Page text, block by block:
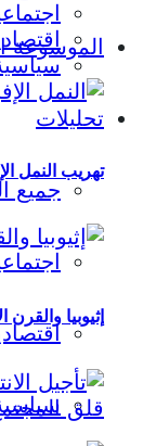
الموسوعة
تحليلات
جميع
تهريب النمل
إثيوبيا